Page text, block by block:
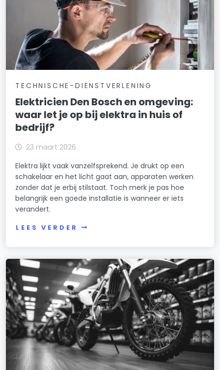
TECHNISCHE-DIENSTVERLENING
Elektricien Den Bosch en omgeving:
waar let je op bij elektra in huis of
bedrijf?
23 maart 2026
Elektra lijkt vaak vanzelfsprekend. Je drukt op een
schakelaar en het licht gaat aan, apparaten werken
zonder dat je erbij stilstaat. Toch merk je pas hoe
belangrijk een goede installatie is wanneer er iets
verandert.
LEES VERDER